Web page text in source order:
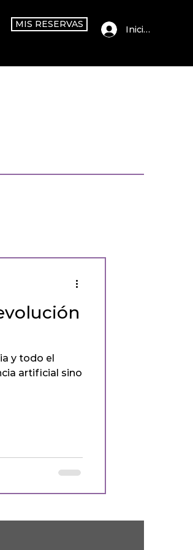
MIS RESERVAS Iniciar sesión
y todo el